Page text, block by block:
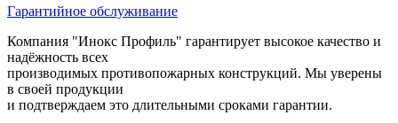
Гарантийное обслуживание
Компания "Инокс Профиль" гарантирует высокое качество и
надёжность всех
производимых противопожарных конструкций. Мы уверены
в своей продукции
и подтверждаем это длительными сроками гарантии.